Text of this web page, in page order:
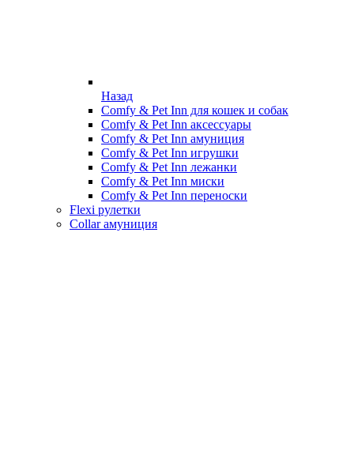
Назад
Comfy & Pet Inn для кошек и собак
Comfy & Pet Inn аксессуары
Comfy & Pet Inn амуниция
Comfy & Pet Inn игрушки
Comfy & Pet Inn лежанки
Comfy & Pet Inn миски
Comfy & Pet Inn переноски
Flexi рулетки
Collar амуниция